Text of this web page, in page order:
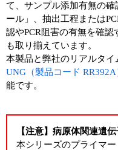
て、サンプル添加有無の
ール」、抽出工程または
認やPCR阻害の有無を確認
も取り揃えています。
本製品と弊社のリアルタイ
UNG（製品コード RR392A
能です。
【注意】病原体関連遺
本シリーズのプライマ